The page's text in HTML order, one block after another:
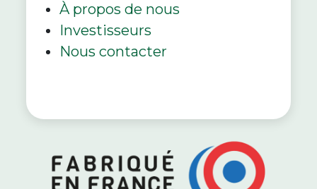
À propos de nous
Investisseurs
Nous contacter